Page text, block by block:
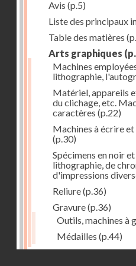
Avis (p.5)
Liste des principaux
Table des matières
Arts graphiques
Machines
lithographie,
Matériel, appareils
du clichage, etc.
caractères (p.22)
Machines à écrire
(p.30)
Spécimens en noir
lithographie, de
d'impressions
Reliure(p.36)
Gravure(p.36)
Outils, machines à
Médailles (p.44)